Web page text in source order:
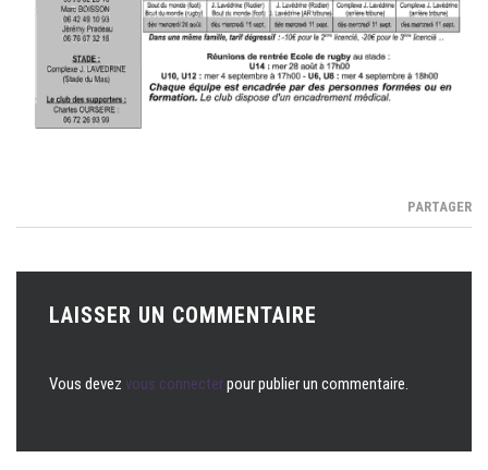
PARTAGER
LAISSER UN COMMENTAIRE
Vous devez vous connecterpour publier un commentaire.